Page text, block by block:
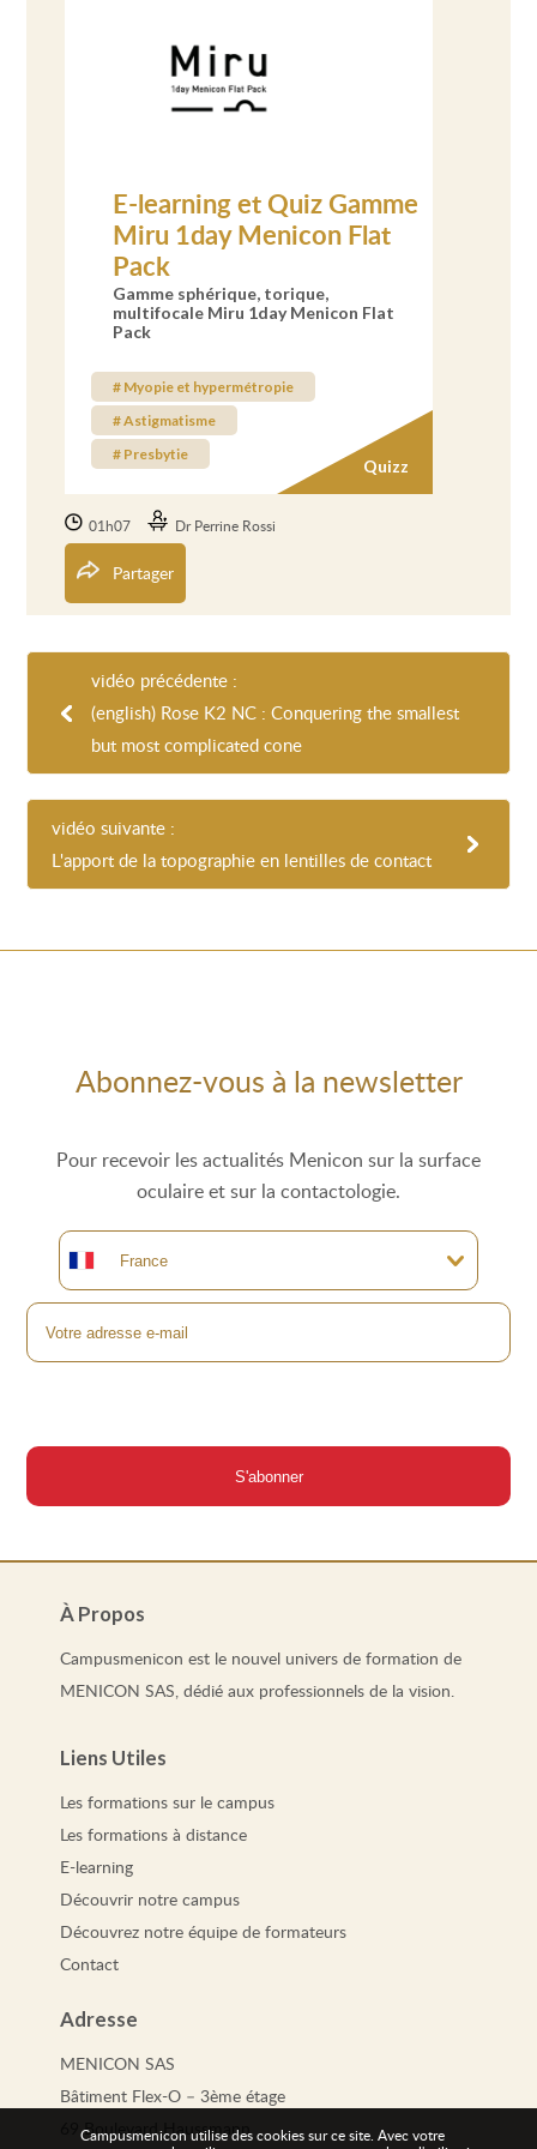
E-learning et Quiz Gamme
Miru 1day Menicon Flat
Pack
Gamme sphérique, torique,
multifocale Miru 1day Menicon Flat
Pack
Quizz
# Myopie et hypermétropie
# Astigmatisme
# Presbytie
01h07 Dr Perrine Rossi
Partager
vidéo précédente :
(english) Rose K2 NC : Conquering the smallest
but most complicated cone
vidéo suivante :
L'apport de la topographie en lentilles de contact
Abonnez-vous à la newsletter
Pour recevoir les actualités Menicon sur la surface
oculaire et sur la contactologie.
À Propos
Campusmenicon est le nouvel univers de formation de
MENICON SAS, dédié aux professionnels de la vision.
Liens Utiles
Les formations sur le campus
Les formations à distance
E-learning
Découvrir notre campus
Découvrez notre équipe de formateurs
Contact
Adresse
MENICON SAS
Bâtiment Flex-O – 3ème étage
69 Boulevard Haussmann
Campusmenicon utilise des cookies sur ce site. Avec votre